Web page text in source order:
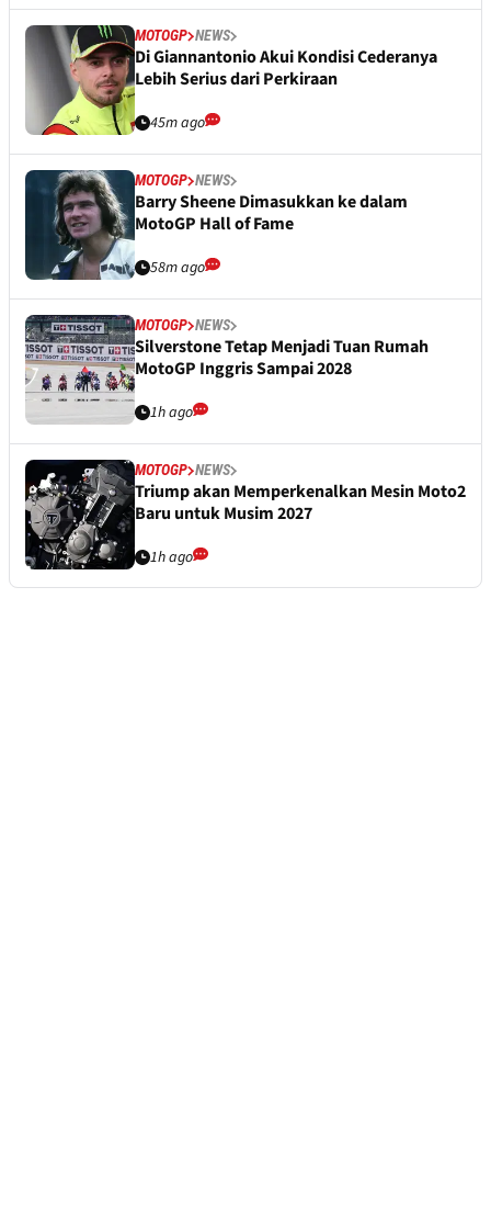
MOTOGP NEWS
Di Giannantonio Akui Kondisi Cederanya
Lebih Serius dari Perkiraan
45m ago
MOTOGP NEWS
Barry Sheene Dimasukkan ke dalam
MotoGP Hall of Fame
58m ago
MOTOGP NEWS
Silverstone Tetap Menjadi Tuan Rumah
MotoGP Inggris Sampai 2028
1h ago
MOTOGP NEWS
Triump akan Memperkenalkan Mesin Moto2
Baru untuk Musim 2027
1h ago